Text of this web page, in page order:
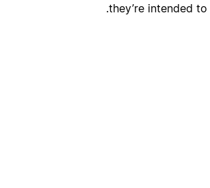
they’re intended